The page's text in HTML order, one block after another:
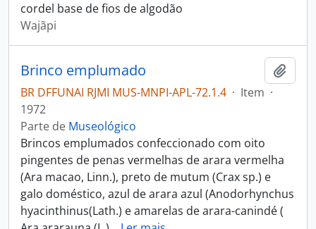
cordel base de fios de algodão
Wajãpi
Brinco emplumado
BR DFFUNAI RJMI MUS-MNPI-APL-72.1.4 · Item ·
1972
Parte de Museológico
Brincos emplumados confeccionado com oito
pingentes de penas vermelhas de arara vermelha
(Ara macao, Linn.), preto de mutum (Crax sp.) e
galo doméstico, azul de arara azul (Anodorhynchus
hyacinthinus(Lath.) e amarelas de arara-canindé (